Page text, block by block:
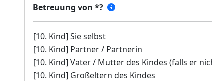
Betreuung von *?
[10. Kind] Sie selbst
[10. Kind] Partner / Partnerin
[10. Kind] Vater / Mutter des Kindes (falls er
[10. Kind] Großeltern des Kindes